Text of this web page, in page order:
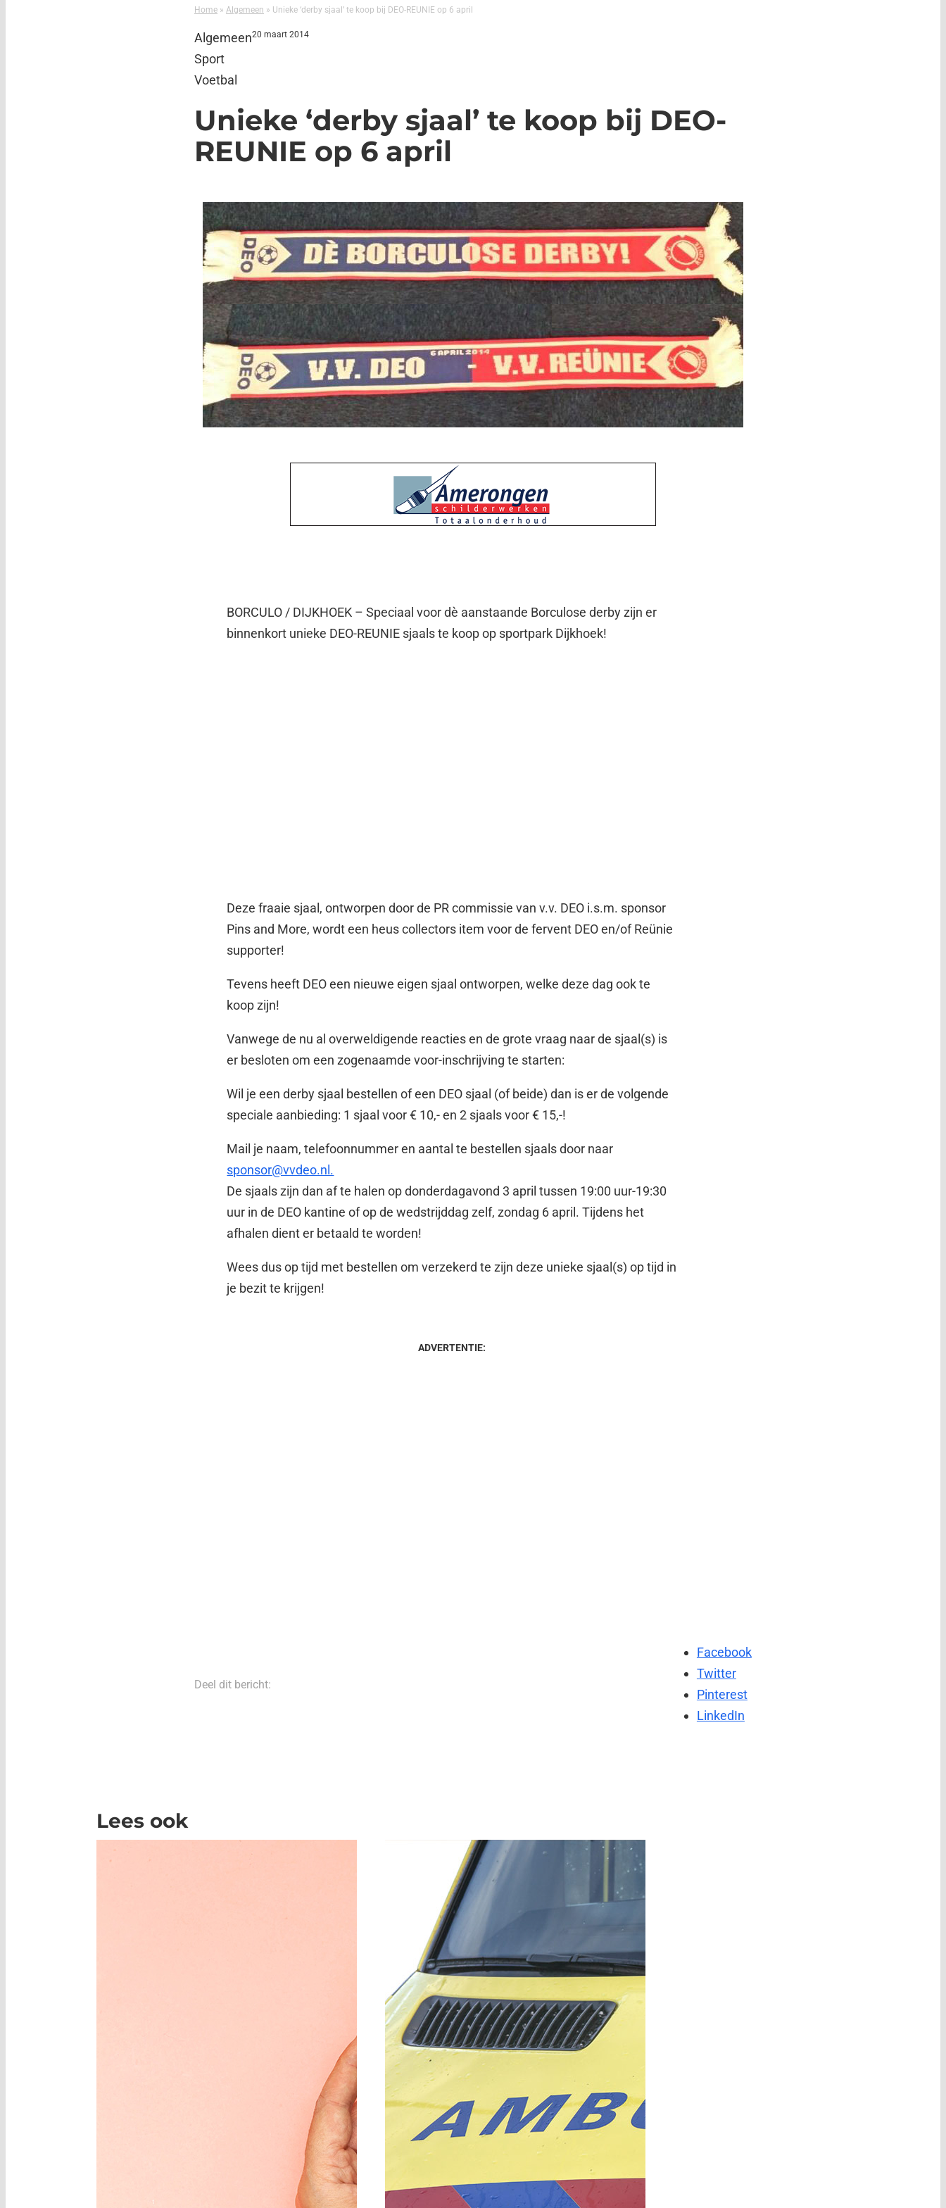
Home »Algemeen » Unieke ‘derby sjaal’ te koop bij DEO-REUNIE op 6 april
Algemeen
Sport
Voetbal
20 maart 2014
Unieke ‘derby sjaal’ te koop bij DEO-
REUNIE op 6 april
BORCULO / DIJKHOEK – Speciaal voor dè aanstaande Borculose derby zijn er
binnenkort unieke DEO-REUNIE sjaals te koop op sportpark Dijkhoek!
Deze fraaie sjaal, ontworpen door de PR commissie van v.v. DEO i.s.m. sponsor
Pins and More, wordt een heus collectors item voor de fervent DEO en/of Reünie
supporter!
Tevens heeft DEO een nieuwe eigen sjaal ontworpen, welke deze dag ook te
koop zijn!
Vanwege de nu al overweldigende reacties en de grote vraag naar de sjaal(s) is
er besloten om een zogenaamde voor-inschrijving te starten:
Wil je een derby sjaal bestellen of een DEO sjaal (of beide) dan is er de volgende
speciale aanbieding: 1 sjaal voor € 10,- en 2 sjaals voor € 15,-!
Mail je naam, telefoonnummer en aantal te bestellen sjaals door naar
sponsor@vvdeo.nl.
De sjaals zijn dan af te halen op donderdagavond 3 april tussen 19:00 uur-19:30
uur in de DEO kantine of op de wedstrijddag zelf, zondag 6 april. Tijdens het
afhalen dient er betaald te worden!
Wees dus op tijd met bestellen om verzekerd te zijn deze unieke sjaal(s) op tijd in
je bezit te krijgen!
ADVERTENTIE:
Deel dit bericht:
Facebook
Twitter
Pinterest
LinkedIn
Lees ook